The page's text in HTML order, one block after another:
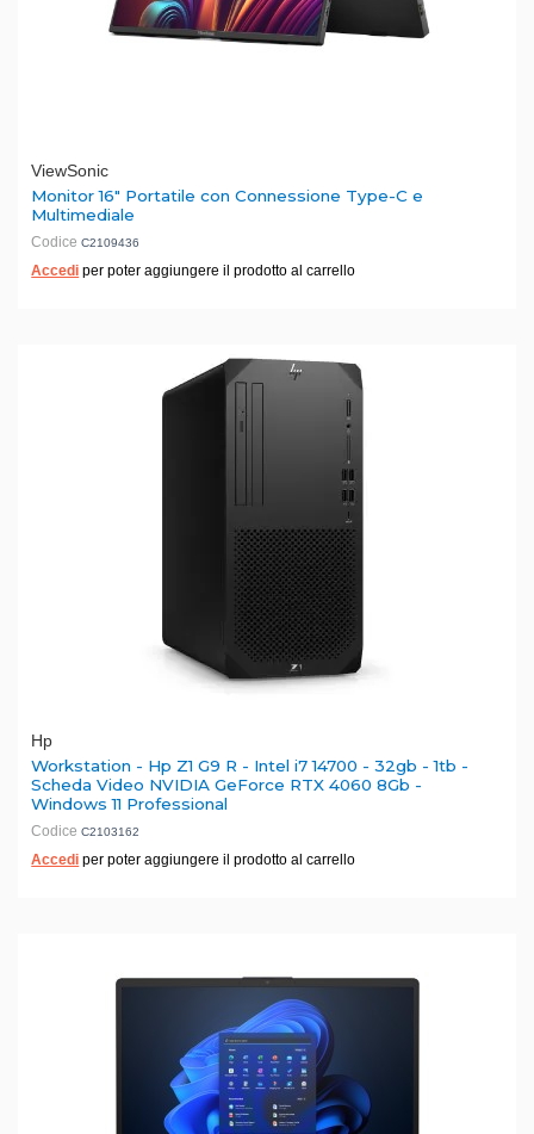
ViewSonic
Monitor 16" Portatile con Connessione Type-C e
Multimediale
Codice C2109436
Accedi per poter aggiungere il prodotto al carrello
Hp
Workstation - Hp Z1 G9 R - Intel i7 14700 - 32gb - 1tb -
Scheda Video NVIDIA GeForce RTX 4060 8Gb -
Windows 11 Professional
Codice C2103162
Accedi per poter aggiungere il prodotto al carrello